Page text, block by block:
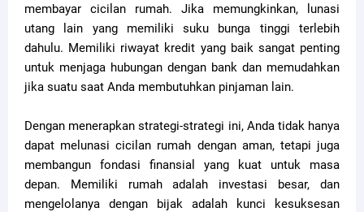
membayar cicilan rumah. Jika memungkinkan, lunasi
utang lain yang memiliki suku bunga tinggi terlebih
dahulu. Memiliki riwayat kredit yang baik sangat penting
untuk menjaga hubungan dengan bank dan memudahkan
jika suatu saat Anda membutuhkan pinjaman lain.
Dengan menerapkan strategi-strategi ini, Anda tidak hanya
dapat melunasi cicilan rumah dengan aman, tetapi juga
membangun fondasi finansial yang kuat untuk masa
depan. Memiliki rumah adalah investasi besar, dan
mengelolanya dengan bijak adalah kunci kesuksesan